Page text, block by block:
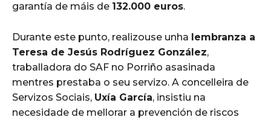
garantía de máis de 132.000 euros.
Durante este punto, realizouse unha lembranza a
Teresa de Jesús Rodríguez González,
traballadora do SAF no Porriño asasinada
mentres prestaba o seu servizo. A concelleira de
Servizos Sociais, Uxía García, insistiu na
necesidade de mellorar a prevención de riscos